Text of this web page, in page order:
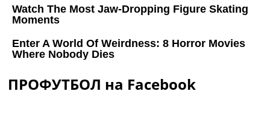
ПРОФУТБОЛ на Facebook